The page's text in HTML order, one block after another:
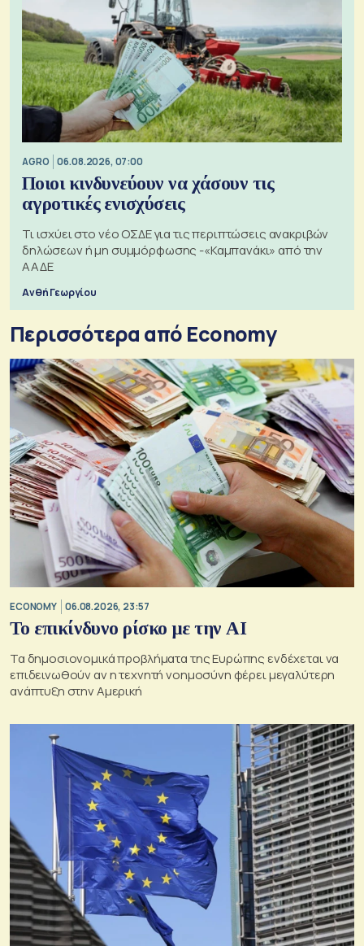
AGRO 06.08.2026, 07:00
Ποιοι κινδυνεύουν να χάσουν τις
αγροτικές ενισχύσεις
Τι ισχύει στο νέο ΟΣΔΕ για τις περιπτώσεις ανακριβών
δηλώσεων ή μη συμμόρφωσης -«Καμπανάκι» από την
ΑΑΔΕ
Ανθή Γεωργίου
Περισσότερα από Economy
ECONOMY 06.08.2026, 23:57
Το επικίνδυνο ρίσκο με την ΑΙ
Τα δημοσιονομικά προβλήματα της Ευρώπης ενδέχεται να
επιδεινωθούν αν η τεχνητή νοημοσύνη φέρει μεγαλύτερη
ανάπτυξη στην Αμερική